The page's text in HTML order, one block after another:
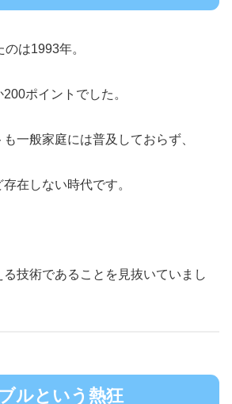
は1993年。
ポイントでした。
一般家庭には普及しておらず、
在しない時代です。
技術であることを見抜いていまし
ルという熱狂